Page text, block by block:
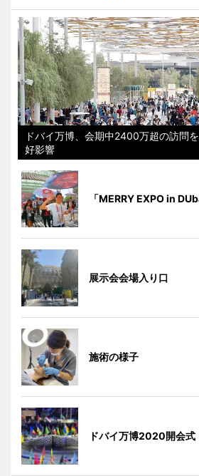
ドバイ万博、会期中2400万超の訪問
好影響
「MERRY EXPO in
展示会会場入り口
施術の様子
ドバイ万博2020開会式